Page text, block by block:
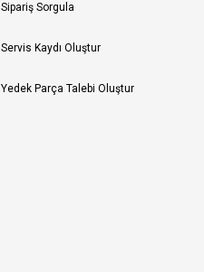
Sipariş Sorgula
Servis Kaydı Oluştur
Yedek Parça Talebi Oluştur